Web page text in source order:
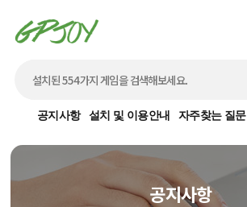
공지사항 설치 및 이용안내 자주찾는 질문
공지사항